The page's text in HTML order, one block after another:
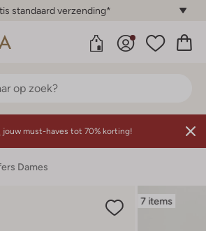
standaard verzending*
jouw must-haves tot 70% korting!
Dames
7 items